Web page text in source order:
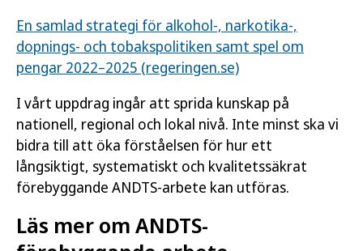
En samlad strategi för alkohol-, narkotika-,
dopnings- och tobakspolitiken samt spel om
pengar 2022–2025 (regeringen.se)
I vårt uppdrag ingår att sprida kunskap på
nationell, regional och lokal nivå. Inte minst ska vi
bidra till att öka förståelsen för hur ett
långsiktigt, systematiskt och kvalitetssäkrat
förebyggande ANDTS-arbete kan utföras.
Läs mer om ANDTS-